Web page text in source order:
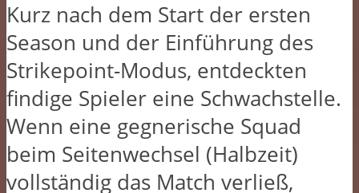
Kurz nach dem Start der ersten
Season und der Einführung des
Strikepoint-Modus, entdeckten
findige Spieler eine Schwachstelle.
Wenn eine gegnerische Squad
beim Seitenwechsel (Halbzeit)
vollständig das Match verließ,